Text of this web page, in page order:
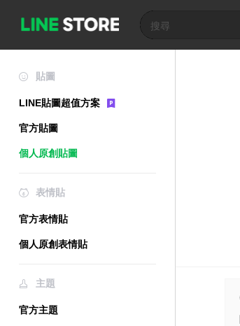
貼圖
LINE貼圖超值方案
官方貼圖
個人原創貼圖
表情貼
官方表情貼
個人原創表情貼
主題
官方主題